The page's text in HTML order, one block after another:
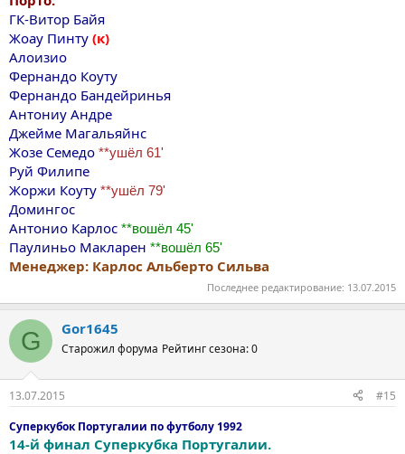
ГК-Витор Байя
Жоау Пинту (к)
Алоизио
Фернандо Коуту
Фернандо Бандейринья
Антониу Андре
Джейме Магальяйнс
Жозе Семедо **ушёл 61'
Руй Филипе
Жоржи Коуту **ушёл 79'
Домингос
Антонио Карлос **вошёл 45'
Паулиньо Макларен **вошёл 65'
Менеджер: Карлос Альберто Сильва
Последнее редактирование: 13.07.2015
G Gor1645
Старожил форума Рейтинг сезона: 0
13.07.2015
#15
Суперкубок Португалии по футболу 1992
14-й финал Суперкубка Португалии.